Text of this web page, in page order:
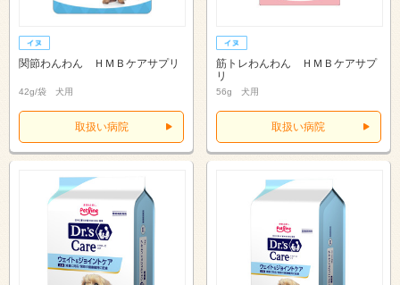
関節わんわん ＨＭＢケアサプリ
42g/袋 犬用
取扱い病院
筋トレわんわん ＨＭＢケアサプ
リ
56g 犬用
取扱い病院